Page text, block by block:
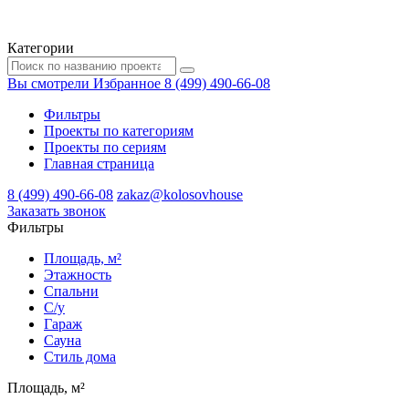
Категории
Вы смотрели Избранное 8 (499) 490-66-08
Фильтры
Проекты по категориям
Проекты по сериям
Главная страница
8 (499) 490-66-08 zakaz@kolosovhouse
3аказать звонок
Фильтры
Площадь, м²
Этажность
Спальни
С/у
Гараж
Сауна
Стиль дома
Площадь, м²